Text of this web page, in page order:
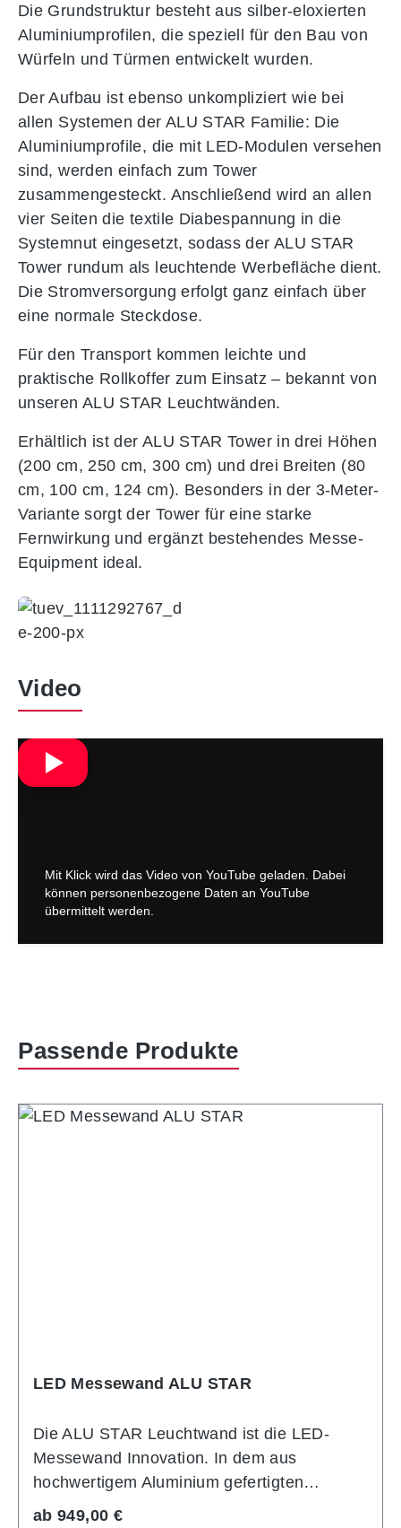
Die Grundstruktur besteht aus silber-eloxierten
Aluminiumprofilen, die speziell für den Bau von
Würfeln und Türmen entwickelt wurden.
Der Aufbau ist ebenso unkompliziert wie bei
allen Systemen der ALU STAR Familie: Die
Aluminiumprofile, die mit LED-Modulen versehen
sind, werden einfach zum Tower
zusammengesteckt. Anschließend wird an allen
vier Seiten die textile Diabespannung in die
Systemnut eingesetzt, sodass der ALU STAR
Tower rundum als leuchtende Werbefläche dient.
Die Stromversorgung erfolgt ganz einfach über
eine normale Steckdose.
Für den Transport kommen leichte und
praktische Rollkoffer zum Einsatz – bekannt von
unseren ALU STAR Leuchtwänden.
Erhältlich ist der ALU STAR Tower in drei Höhen
(200 cm, 250 cm, 300 cm) und drei Breiten (80
cm, 100 cm, 124 cm). Besonders in der 3-Meter-
Variante sorgt der Tower für eine starke
Fernwirkung und ergänzt bestehendes Messe-
Equipment ideal.
Video
Produktgalerie überspringen
Passende Produkte
LED Messewand ALU STAR
Die ALU STAR Leuchtwand ist die LED-
Messewand Innovation. In dem aus
hochwertigem Aluminium gefertigten
Systemprofil befinden sich vormontierte
Regulärer Preis:
ab 949,00 €